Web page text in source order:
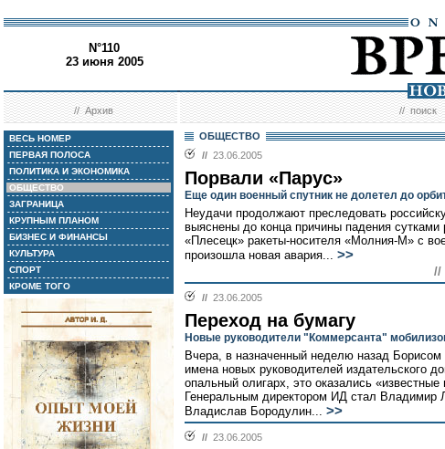
N°110
23 июня 2005
//Архив //поиск
ВЕСЬ НОМЕР
ПЕРВАЯ ПОЛОСА
ПОЛИТИКА И ЭКОНОМИКА
ОБЩЕСТВО
ЗАГРАНИЦА
КРУПНЫМ ПЛАНОМ
БИЗНЕС И ФИНАНСЫ
КУЛЬТУРА
СПОРТ
КРОМЕ ТОГО
ОБЩЕСТВО
// 23.06.2005
Порвали «Парус»
Еще один военный спутник не долетел до
Неудачи продолжают преследовать
выяснены до конца причины падения
«Плесецк» ракеты-носителя «Молния-М» с
произошла новая авария... >>
//
// 23.06.2005
Переход на бумагу
Новые руководители "Коммерсанта"
Вчера, в назначенный неделю назад
имена новых руководителей издательского
опальный олигарх, это оказались
Генеральным директором ИД стал Владимир
Владислав Бородулин... >>
// 23.06.2005